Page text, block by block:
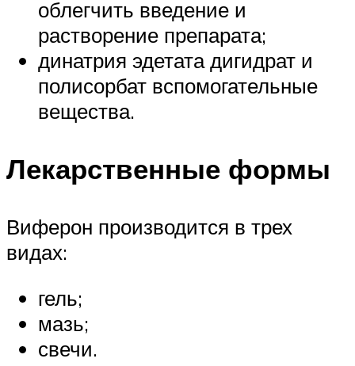
облегчить введение и
растворение препарата;
динатрия эдетата дигидрат и
полисорбат вспомогательные
вещества.
Лекарственные формы
Виферон производится в трех
видах:
гель;
мазь;
свечи.